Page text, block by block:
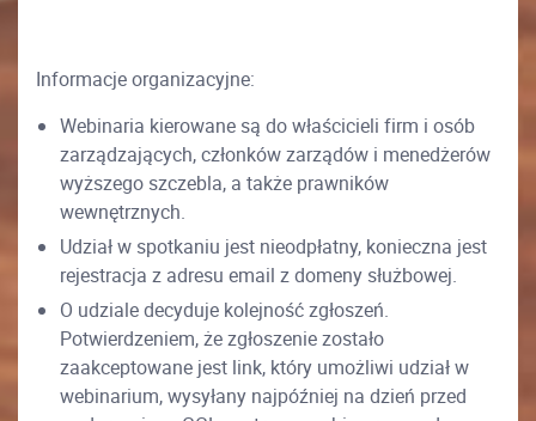
Informacje organizacyjne:
Webinaria kierowane są do właścicieli firm i osób
zarządzających, członków zarządów i menedżerów
wyższego szczebla, a także prawników
wewnętrznych.
Udział w spotkaniu jest nieodpłatny, konieczna jest
rejestracja z adresu email z domeny służbowej.
O udziale decyduje kolejność zgłoszeń.
Potwierdzeniem, że zgłoszenie zostało
zaakceptowane jest link, który umożliwi udział w
webinarium, wysyłany najpóźniej na dzień przed